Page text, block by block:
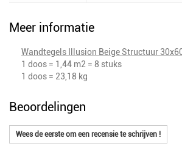
Meer informatie
Wandtegels Illusion Beige Structuur
1 doos = 1,44 m2 = 8 stuks
1 doos = 23,18 kg
Beoordelingen
Wees de eerste om een recensie te schrijven !